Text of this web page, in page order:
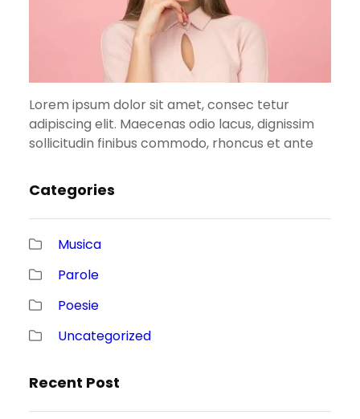
Lorem ipsum dolor sit amet, consec tetur
adipiscing elit. Maecenas odio lacus, dignissim
sollicitudin finibus commodo, rhoncus et ante
Categories
Musica
Parole
Poesie
Uncategorized
Recent Post